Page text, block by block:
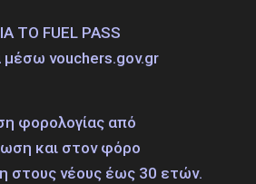
ΤΟ FUEL PASS
μέσω vouchers.gov.gr
φορολογίας από
και στον φόρο
στους νέους έως 30 ετών.